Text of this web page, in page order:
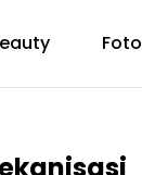
Foto